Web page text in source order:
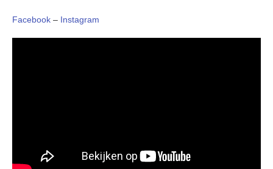
Facebook – Instagram